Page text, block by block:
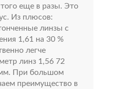
еще в разы. Это
Из плюсов:
линзы с
1,61 на 30 %
легче
линз 1,56 72
При большом
преимущество в